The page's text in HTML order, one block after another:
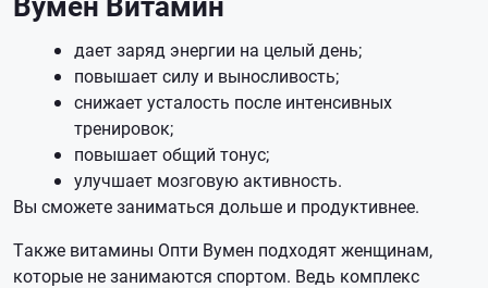
дает заряд энергии на целый день;
повышает силу и выносливость;
снижает усталость после интенсивных
тренировок;
повышает общий тонус;
улучшает мозговую активность.
Вы сможете заниматься дольше и продуктивнее.
Также витамины Опти Вумен подходят женщинам,
которые не занимаются спортом. Ведь комплекс